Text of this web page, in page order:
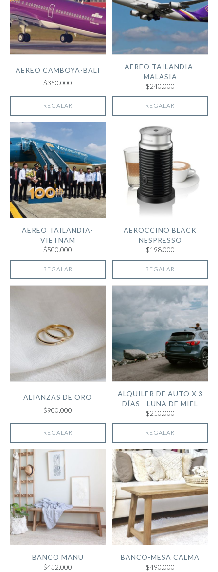
AEREO CAMBOYA-BALI
$350.000
REGALAR
AEREO TAILANDIA-
MALASIA
$240.000
REGALAR
AEREO TAILANDIA-
VIETNAM
$500.000
REGALAR
AEROCCINO BLACK
NESPRESSO
$198.000
REGALAR
ALIANZAS DE ORO
$900.000
REGALAR
ALQUILER DE AUTO X 3
DÍAS - LUNA DE MIEL
$210.000
REGALAR
BANCO MANU
$432.000
BANCO-MESA CALMA
$490.000